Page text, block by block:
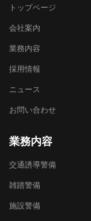
トップページ
会社案内
業務内容
採用情報
ニュース
お問い合わせ
業務内容
交通誘導警備
雑踏警備
施設警備